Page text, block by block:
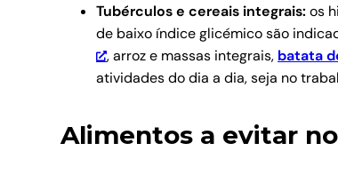
Tubérculos e cereais integrais:os
de baixo índice glicémico são
, arroz e massas integrais, batata
atividades do dia a dia, seja no
Alimentos a evitar